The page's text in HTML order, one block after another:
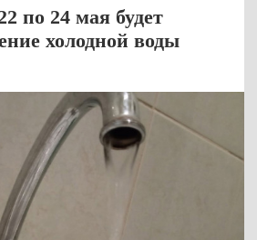
по 24 мая будет
холодной воды